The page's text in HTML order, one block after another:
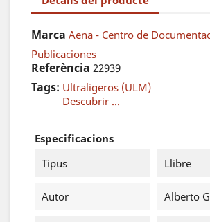
Marca Aena - Centro de
Publicaciones
Referència 22939
Tags: Ultraligeros (ULM)
Descubrir ...
Especificacions
Tipus
Llibre
Autor Alberto